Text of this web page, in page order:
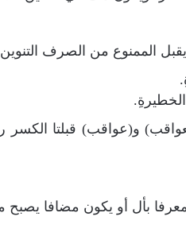
يقبل الممنوع من الصرف
و(عواقب) قبلتا الكسر
بأل أو يكون مضافا يصبح